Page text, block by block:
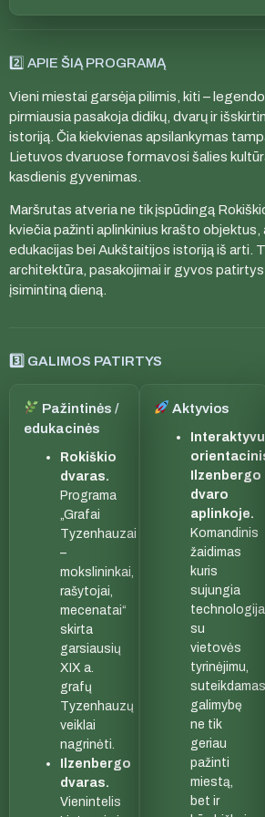
2️⃣ APIE ŠIĄ PROGRAMĄ
Vieni miestai garsėja pilimis, kiti –
pirmiausia pasakoja didikų, dvarų ir
istoriją. Čia kiekvienas apsilankymas
Lietuvos dvaruose formavosi šalies
kasdienis gyvenimas.
Maršrutas atveria ne tik įspūdingą
kviečia pažinti aplinkinius krašto
edukacijas bei Aukštaitijos istoriją iš arti.
architektūra, pasakojimai ir gyvos patirtys
įsimintiną dieną.
3️⃣ GALIMOS PATIRTYS
Pažintinės /
edukacinės
Rokiškio
dvaras.
Programa
„Grafai
Tyzenhauzai
–
mokslininkai,
rašytojai,
mecenatai“
skirta
garsiausių
XIX a.
grafų
Tyzenhauzų
veiklai
nagrinėti.
Ilzenbergo
dvaras.
Vienintelis
Aktyvios
Ilzenbergo
dvaro
aplinkoje.
Komandinis
žaidimas
kuris
sujungia
su
vietovės
tyrinėjimu,
suteikdamas
galimybę
ne tik
geriau
pažinti
miestą,
bet ir